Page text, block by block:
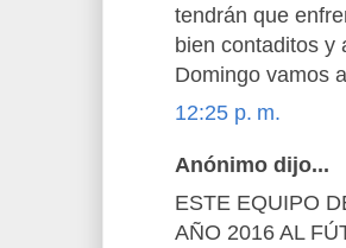
tendrán que
bien contaditos y
Domingo vamos
12:25 p. m.
Anónimo dijo...
ESTE EQUIPO
AÑO 2016 AL